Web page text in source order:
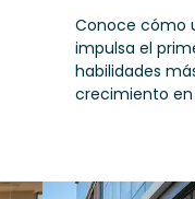
Conoce cómo
impulsa el
habilidades
crecimiento en